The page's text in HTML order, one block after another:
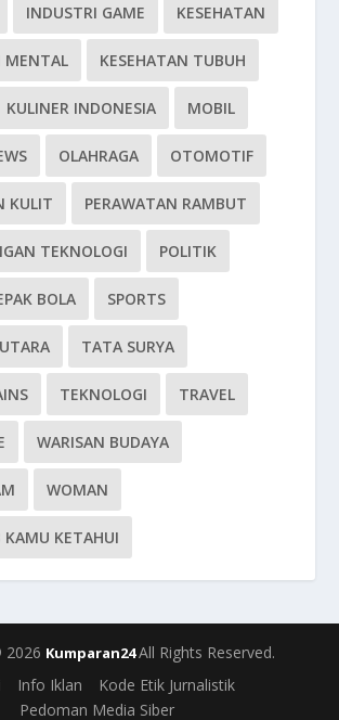
INDUSTRI GAME KESEHATAN
MENTAL KESEHATAN TUBUH
KULINER INDONESIA MOBIL
OLAHRAGA OTOMOTIF
KULIT PERAWATAN RAMBUT
TEKNOLOGI POLITIK
BOLA SPORTS
TATA SURYA
TEKNOLOGI TRAVEL
WARISAN BUDAYA
WOMAN
KAMU KETAHUI
2026 Kumparan24All Rights Reserved.
Info Iklan
Kode Etik Jurnalistik
Pedoman Media Siber